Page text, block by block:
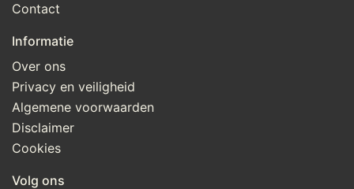
Contact
Informatie
Over ons
Privacy en veiligheid
Algemene voorwaarden
Disclaimer
Cookies
Volg ons